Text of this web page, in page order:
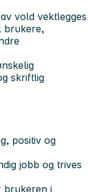
vold vektlegges
brukere,
skriftlig
positiv og
jobb og trives
brukeren i